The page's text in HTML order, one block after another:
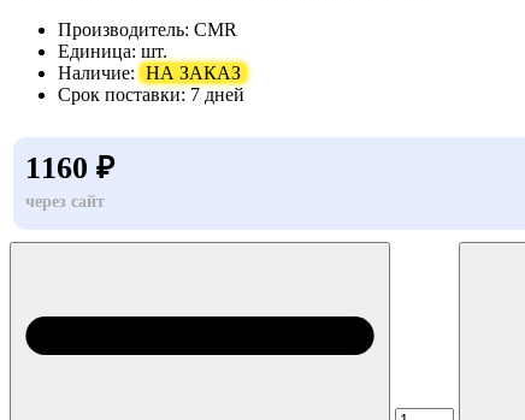
Производитель: CMR
Единица: шт.
Наличие: НА ЗАКАЗ
Срок поставки: 7 дней
1160 ₽
через сайт